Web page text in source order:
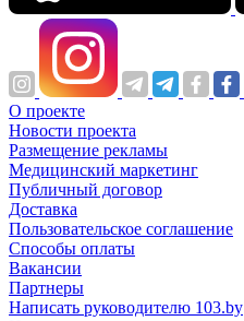
О проекте
Новости проекта
Размещение рекламы
Медицинский маркетинг
Публичный договор
Доставка
Пользовательское соглашение
Способы оплаты
Вакансии
Партнеры
Написать руководителю 103.by